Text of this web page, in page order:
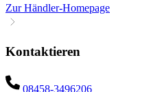
Zur Händler-Homepage
Kontaktieren
08458-3496206